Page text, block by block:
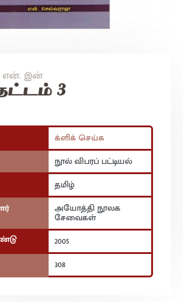
என். இன்
3
க்ளிக் செய்க
நூல் விபரப் பட்டியல்
தமிழ்
அயோத்தி நூலக
சேவைகள்
2005
308